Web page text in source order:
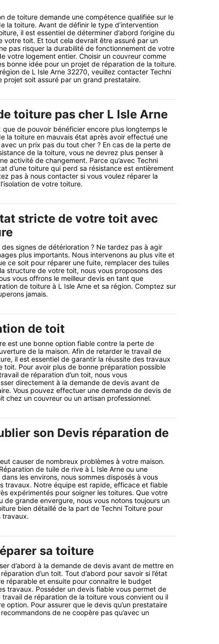
de toiture demande une compétence qualifiée sur le
la toiture. Avant de définir le type d’intervention
il est essentiel de déterminer d’abord l’origine du
votre toit. Et tout cela devrait être assuré par un
pas risquer la durabilité de fonctionnement de votre
votre logement entier. Choisir un couvreur comme
bonne idée pour un projet de réparation de la toiture.
de L Isle Arne 32270, veuillez contacter Techni
projet soit assuré par un grand prestataire.
toiture pas cher L Isle Arne
que de pouvoir bénéficier encore plus longtemps le
la toiture en mauvais état après avoir effectué une
un prix pas du tout cher ? En cas de la perte de
de la toiture, vous ne devrez plus penser à
activité de changement. Parce qu’avec Techni
d’une toiture qui perd sa résistance est entièrement
pas à nous contacter si vous voulez réparer la
de votre toiture.
stricte de votre toit avec
signes de détérioration ? Ne tardez pas à agir
plus importants. Nous intervenons au plus vite et
ce soit pour réparer une fuite, remplacer des tuiles
structure de votre toit, nous vous proposons des
vous offrons le meilleur devis en tant que
de toiture à L Isle Arne et sa région. Comptez sur
jamais.
de toit
est une bonne option fiable contre la perte de
de la maison. Afin de retarder le travail de
il est essentiel de garantir la réussite des travaux
toit. Pour avoir plus de bonne préparation possible
de réparation d’un toit, nous vous
directement à la demande de devis avant de
Vous pouvez effectuer une demande de devis de
chez un couvreur ou un artisan professionnel.
son Devis réparation de
causer de nombreux problèmes à votre maison.
de tuile de rive à L Isle Arne ou une
les environs, nous sommes disposés à vous
travaux. Notre équipe est rapide, efficace et fiable
expérimentés pour soigner les toitures. Que votre
de grande envergure, nous vous notons toujours un
bien détaillé de la part de Techni Toiture pour
travaux.
sa toiture
d’abord à la demande de devis avant de mettre en
d’un toit. Tout d’abord pour savoir si l’état
réparable et ensuite pour connaitre le budget
travaux. Posséder un devis fiable vous permet de
de réparation de la toiture vous convient ou il
option. Pour assurer que le devis qu’un prestataire
de ne coopère pas qu’avec un